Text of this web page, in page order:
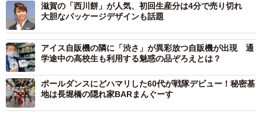
滋賀の「西川餅」が人気、初回生産分は4分で売り切れ
大胆なパッケージデザインも話題
アイス自販機の隣に「渋さ」が異彩放つ自販機が出現 通
学途中の高校生も利用する魅惑の品ぞろえとは？
ポールダンスにどハマリした60代が戦隊デビュー！秘密基
地は長堀橋の隠れ家BARまんぐーす